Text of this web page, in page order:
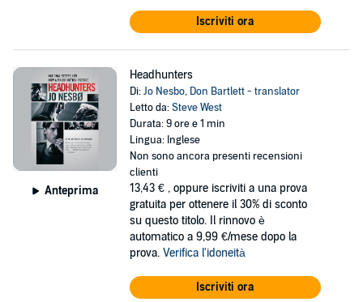
Iscriviti ora
Anteprima
Headhunters
Di:Jo Nesbo, Don Bartlett - translator
Letto da:Steve West
Durata: 9 ore e 1 min
Lingua: Inglese
Non sono ancora presenti recensioni
clienti
13,43 € , oppure iscriviti a una prova
gratuita per ottenere il 30% di sconto
su questo titolo. Il rinnovo è
automatico a 9,99 €/mese dopo la
prova. Verifica l'idoneità
Iscriviti ora